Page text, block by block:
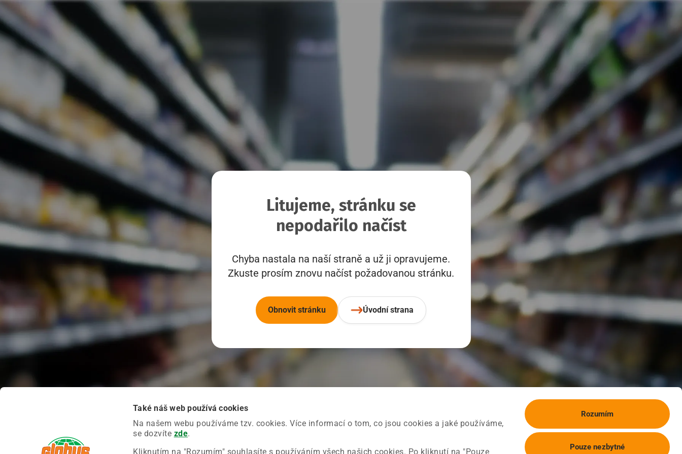
Také náš web používá cookies
Na našem webu používáme tzv. cookies. Více informací o tom, co jsou cookies a jaké používáme,
se dozvíte zde.
Kliknutím na "Rozumím" souhlasíte s používáním všech našich cookies. Po kliknutí na "Pouze
Rozumím
Pouze nezbytné
Litujeme, stránku se
nepodařilo načíst
Chyba nastala na naší straně a už ji opravujeme.
Zkuste prosím znovu načíst požadovanou stránku.
Obnovit stránku Úvodní strana